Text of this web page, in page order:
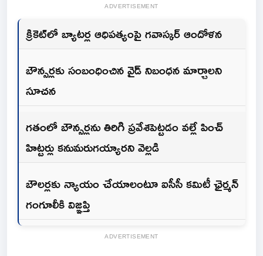
ADVERTISEMENT
క్రికెట్‌లో బ్యాటర్ల ఆధిపత్యంపై గవాస్కర్ ఆందోళన
బౌన్సర్లకు సంబంధించిన వైడ్ నిబంధన మార్చాలని
సూచన
గతంలో బౌన్సర్లను తిరిగి ప్రవేశపెట్టడం వల్లే పించ్
హిట్టర్లు కనుమరుగయ్యారని వెల్లడి
బౌలర్లకు న్యాయం చేయాలంటూ ఐసీసీ కమిటీ ఛైర్మన్
గంగూలీకి విజ్ఞప్తి
ADVERTISEMENT